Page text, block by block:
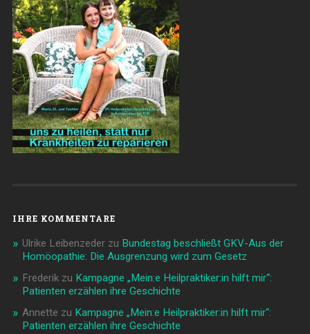
IHRE KOMMENTARE
Ulrike Leibenzederzu Bundestag beschließt GKV-Aus der
Homöopathie: Die Ausgrenzung wird zum Gesetz
Frederikzu Kampagne „Mein:e Heilpraktiker:in hilft mir“:
Patienten erzählen ihre Geschichte
Annette zu Kampagne „Mein:e Heilpraktiker:in hilft mir“:
Patienten erzählen ihre Geschichte